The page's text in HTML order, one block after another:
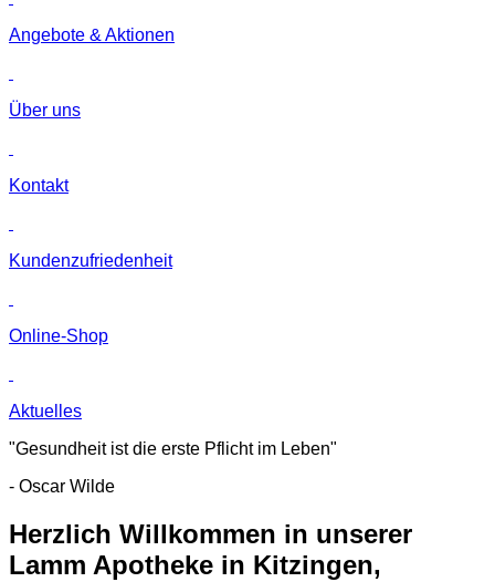
Angebote & Aktionen
Über uns
Kontakt
Kunden­zufriedenheit
Online-Shop
Aktuelles
"Gesundheit ist die erste Pflicht im Leben"
- Oscar Wilde
Herzlich Willkommen in unserer
Lamm Apotheke in Kitzingen,